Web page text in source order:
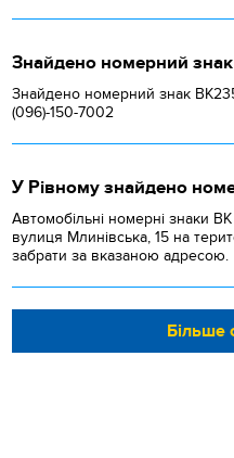
Знайдено номерний знак
Знайдено номерний знак
(096)-150-7002
У Рівному знайдено
Автомобільні номерні знаки
вулиця Млинівська, 15 на
забрати за вказаною адресою.
Більше